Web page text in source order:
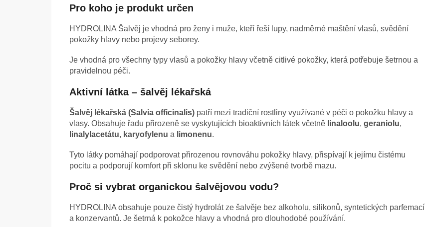
Pro koho je produkt určen
HYDROLINA Šalvěj je vhodná pro ženy i muže, kteří řeší lupy, nadměrné maštění vlasů, svědění
pokožky hlavy nebo projevy seborey.
Je vhodná pro všechny typy vlasů a pokožky hlavy včetně citlivé pokožky, která potřebuje šetrnou a
pravidelnou péči.
Aktivní látka – šalvěj lékařská
Šalvěj lékařská (Salvia officinalis) patří mezi tradiční rostliny využívané v péči o pokožku hlavy a
vlasy. Obsahuje řadu přirozeně se vyskytujících bioaktivních látek včetně linaloolu, geraniolu,
linalylacetátu, karyofylenu a limonenu.
Tyto látky pomáhají podporovat přirozenou rovnováhu pokožky hlavy, přispívají k jejímu čistému
pocitu a podporují komfort při sklonu ke svědění nebo zvýšené tvorbě mazu.
Proč si vybrat organickou šalvějovou vodu?
HYDROLINA obsahuje pouze čistý hydrolát ze šalvěje bez alkoholu, silikonů, syntetických parfemací
a konzervantů. Je šetrná k pokožce hlavy a vhodná pro dlouhodobé používání.